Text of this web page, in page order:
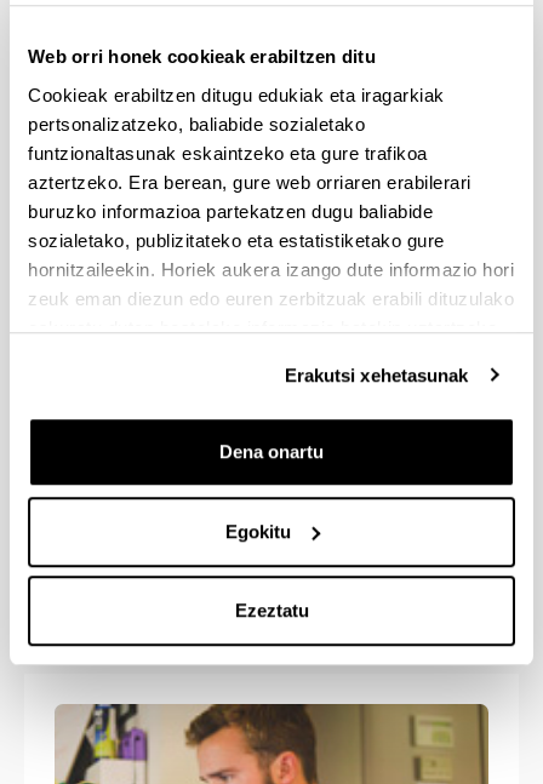
Web orri honek cookieak erabiltzen ditu
Cookieak erabiltzen ditugu edukiak eta iragarkiak
pertsonalizatzeko, baliabide sozialetako
funtzionaltasunak eskaintzeko eta gure trafikoa
aztertzeko. Era berean, gure web orriaren erabilerari
buruzko informazioa partekatzen dugu baliabide
sozialetako, publizitateko eta estatistiketako gure
hornitzaileekin. Horiek aukera izango dute informazio hori
zeuk eman diezun edo euren zerbitzuak erabili dituzulako
eskuratu duten bestelako informazio batekin uztartzeko.
Erakutsi xehetasunak
Dena onartu
Egokitu
Ezeztatu